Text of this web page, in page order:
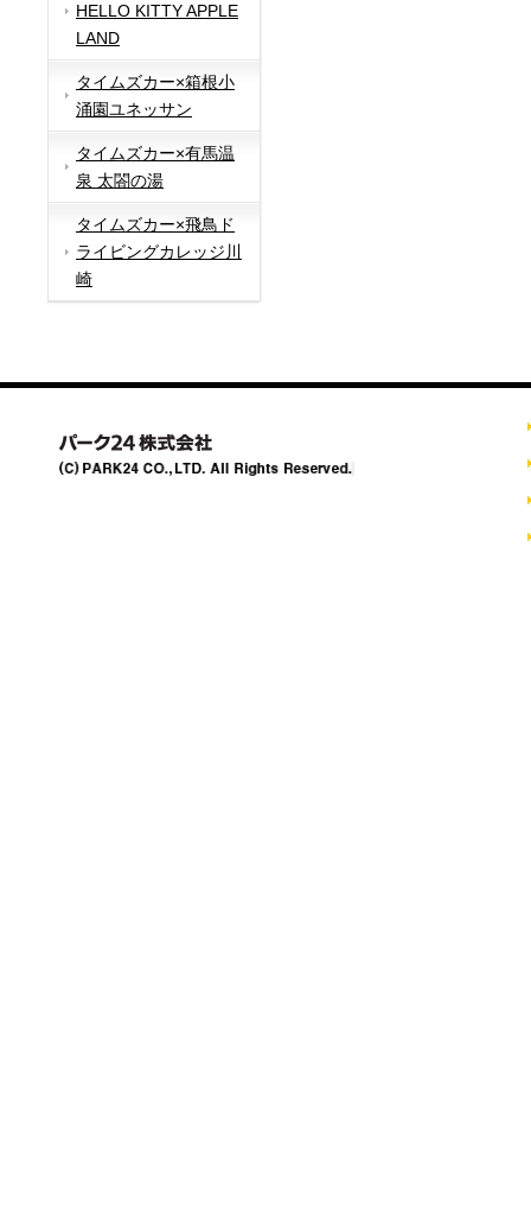
HELLO KITTY APPLE
LAND
タイムズカー×箱根小
涌園ユネッサン
タイムズカー×有馬温
泉 太閤の湯
タイムズカー×飛鳥ド
ライビングカレッジ川
崎